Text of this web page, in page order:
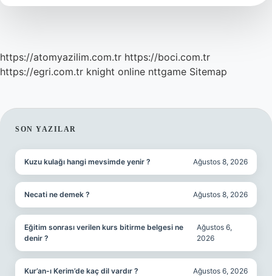
Eder
https://atomyazilim.com.tr https://boci.com.tr
https://egri.com.tr knight online nttgame Sitemap
SIDEBAR
SON YAZILAR
Kuzu kulağı hangi mevsimde yenir ? Ağustos 8, 2026
Necati ne demek ? Ağustos 8, 2026
Eğitim sonrası verilen kurs bitirme belgesi ne
denir ?
Ağustos 6,
2026
Kur’an-ı Kerim’de kaç dil vardır ? Ağustos 6, 2026